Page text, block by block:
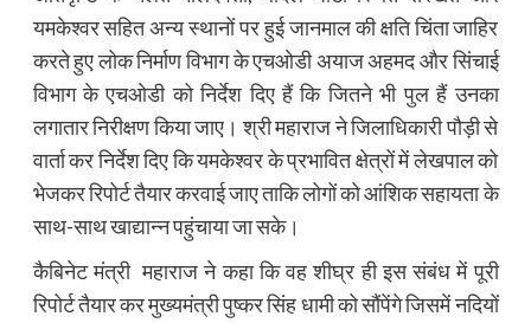
यमकेश्वर सहित अन्य स्थानों पर हुई जानमाल की क्षति चिंता जाहिर
करते हुए लोक निर्माण विभाग के एचओडी अयाज अहमद और सिंचाई
विभाग के एचओडी को निर्देश दिए हैं कि जितने भी पुल हैं उनका
लगातार निरीक्षण किया जाए। श्री महाराज ने जिलाधिकारी पौड़ी से
वार्ता कर निर्देश दिए कि यमकेश्वर के प्रभावित क्षेत्रों में लेखपाल को
भेजकर रिपोर्ट तैयार करवाई जाए ताकि लोगों को आंशिक सहायता के
साथ-साथ खाद्यान्न पहुंचाया जा सके।
कैबिनेट मंत्री महाराज ने कहा कि वह शीघ्र ही इस संबंध में पूरी
रिपोर्ट तैयार कर मुख्यमंत्री पुष्कर सिंह धामी को सौंपेंगे जिसमें नदियों